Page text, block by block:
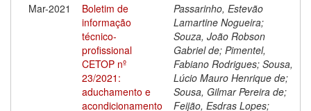
Mar-2021
Boletim de
informação
técnico-
profissional
CETOP nº
23/2021:
aduchamento e
acondicionamento
Passarinho, Estevão
Lamartine Nogueira;
Souza, João Robson
Gabriel de; Pimentel,
Fabiano Rodrigues; Sousa,
Lúcio Mauro Henrique de;
Sousa, Gilmar Pereira de;
Feijão, Esdras Lopes;